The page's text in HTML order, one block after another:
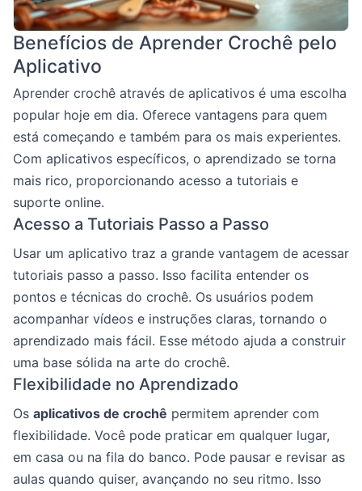
Benefícios de Aprender Crochê pelo
Aplicativo
Aprender crochê através de aplicativos é uma escolha
popular hoje em dia. Oferece vantagens para quem
está começando e também para os mais experientes.
Com aplicativos específicos, o aprendizado se torna
mais rico, proporcionando acesso a tutoriais e
suporte online.
Acesso a Tutoriais Passo a Passo
Usar um aplicativo traz a grande vantagem de acessar
tutoriais passo a passo. Isso facilita entender os
pontos e técnicas do crochê. Os usuários podem
acompanhar vídeos e instruções claras, tornando o
aprendizado mais fácil. Esse método ajuda a construir
uma base sólida na arte do crochê.
Flexibilidade no Aprendizado
Os aplicativos de crochê permitem aprender com
flexibilidade. Você pode praticar em qualquer lugar,
em casa ou na fila do banco. Pode pausar e revisar as
aulas quando quiser, avançando no seu ritmo. Isso